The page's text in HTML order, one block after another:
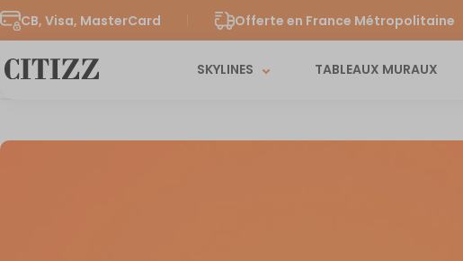
CB, Visa, MasterCard Offerte en France Métropolitaine
SKYLINES TABLEAUX MURAUX